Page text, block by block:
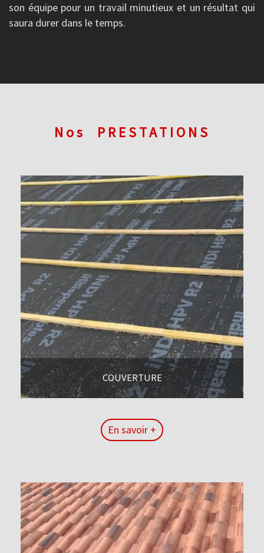
son équipe pour un travail minutieux et un résultat qui
saura durer dans le temps.
Nos PRESTATIONS
COUVERTURE
En savoir +